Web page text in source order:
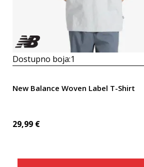
Dostupno boja:1
New Balance Woven Label T-Shirt
29,99 €